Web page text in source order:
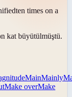
ten times on a
kat büyütülmüştü.
MainMainly
Make overMake